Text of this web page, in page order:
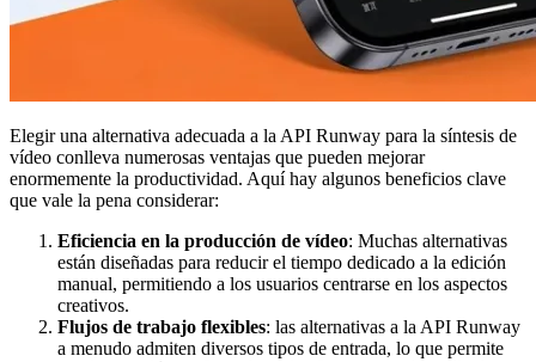
Elegir una alternativa adecuada a la API Runway para la síntesis de
vídeo conlleva numerosas ventajas que pueden mejorar
enormemente la productividad. Aquí hay algunos beneficios clave
que vale la pena considerar:
Eficiencia en la producción de vídeo: Muchas alternativas
están diseñadas para reducir el tiempo dedicado a la edición
manual, permitiendo a los usuarios centrarse en los aspectos
creativos.
Flujos de trabajo flexibles: las alternativas a la API Runway
a menudo admiten diversos tipos de entrada, lo que permite